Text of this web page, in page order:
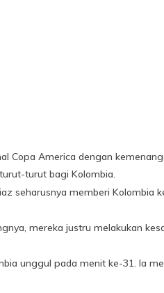
Copa America dengan
turut bagi Kolombia.
seharusnya memberi Kolombia
mereka justru melakukan
unggul pada menit ke-31. Ia